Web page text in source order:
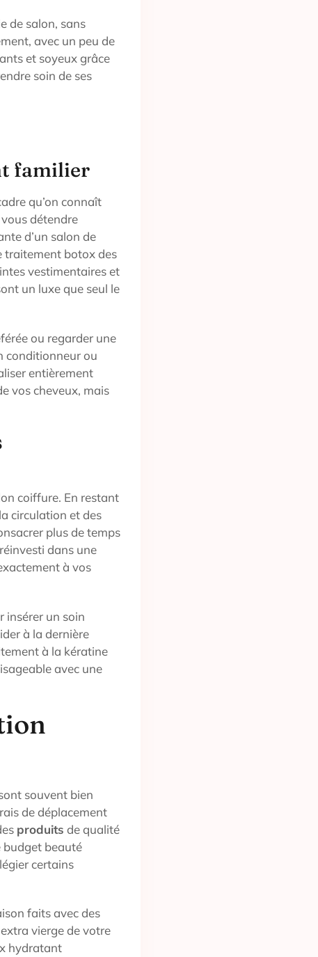
de salon, sans
avec un peu de
et soyeux grâce
soin de ses
familier
qu’on connaît
détendre
d’un salon de
traitement botox des
vestimentaires et
un luxe que seul le
ou regarder une
conditionneur ou
entièrement
vos cheveux, mais
coiffure. En restant
circulation et des
plus de temps
dans une
à vos
insérer un soin
à la dernière
à la kératine
avec une
souvent bien
de déplacement
produits de qualité
budget beauté
certains
faits avec des
vierge de votre
hydratant